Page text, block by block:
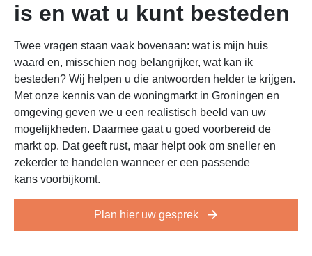
is en wat u kunt besteden
Twee vragen staan vaak bovenaan: wat is mijn huis
waard en, misschien nog belangrijker, wat kan ik
besteden? Wij helpen u die antwoorden helder te krijgen.
Met onze kennis van de woningmarkt in Groningen en
omgeving geven we u een realistisch beeld van uw
mogelijkheden. Daarmee gaat u goed voorbereid de
markt op. Dat geeft rust, maar helpt ook om sneller en
zekerder te handelen wanneer er een passende
kans voorbijkomt.
Plan hier uw gesprek